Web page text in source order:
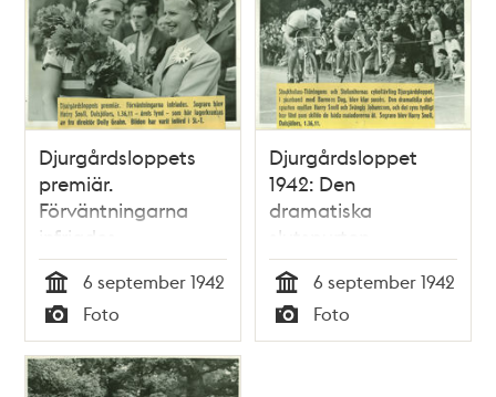
Djurgårdsloppets
premiär.
Förväntningarna
infriades
Tid
6 september 1942
Typ
Foto
Djurgårdsloppet
1942: Den
dramatiska
slutspurten
Tid
6 september 1942
Typ
Foto